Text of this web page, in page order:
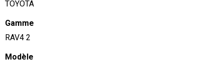
TOYOTA
Gamme
RAV4 2
Modèle